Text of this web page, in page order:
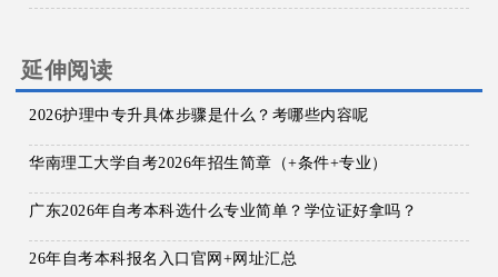
延伸阅读
2026护理中专升具体步骤是什么？考哪些内容呢
华南理工大学自考2026年招生简章（+条件+专业）
广东2026年自考本科选什么专业简单？学位证好拿吗？
26年自考本科报名入口官网+网址汇总